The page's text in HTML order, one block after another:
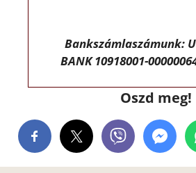
Bankszámlaszámunk:
BANK 10918001-
Oszd meg!